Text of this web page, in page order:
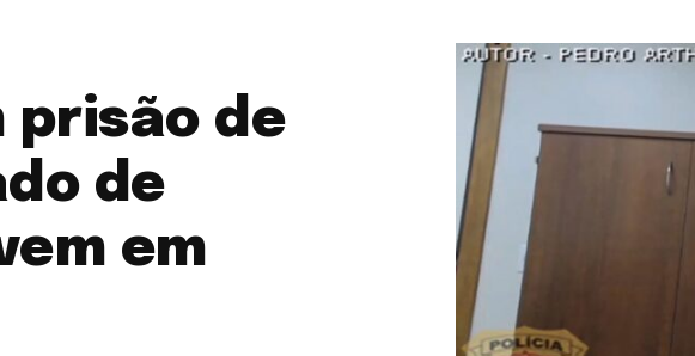
prisão de
de
em